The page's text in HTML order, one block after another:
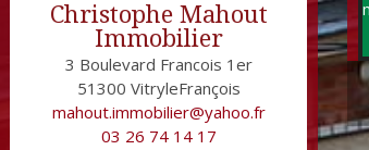
Christophe Mahout
Immobilier
3 Boulevard Francois 1er
51300 VitryleFrançois
mahout.immobilier@yahoo.fr
03 26 74 14 17